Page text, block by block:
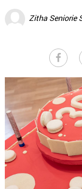
Zitha Seniorie